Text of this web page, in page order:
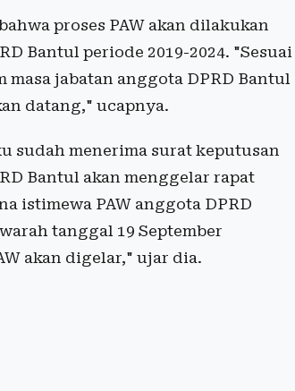
proses PAW akan dilakukan
Bantul periode 2019-2024. "Sesuai
masa jabatan anggota DPRD Bantul
datang," ucapnya.
sudah menerima surat keputusan
Bantul akan menggelar rapat
istimewa PAW anggota DPRD
tanggal 19 September
akan digelar," ujar dia.